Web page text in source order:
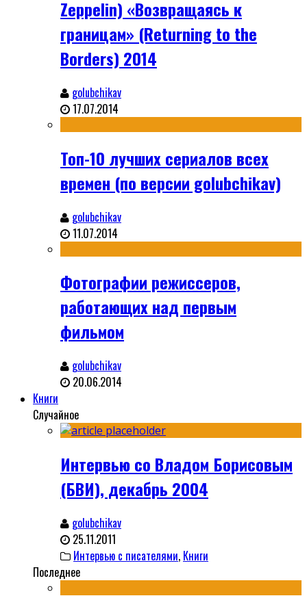
Zeppelin) «Возвращаясь к
границам» (Returning to the
Borders) 2014
golubchikav
17.07.2014
Топ-10 лучших сериалов всех
времен (по версии golubchikav)
golubchikav
11.07.2014
Фотографии режиссеров,
работающих над первым
фильмом
golubchikav
20.06.2014
Книги
Случайное
Интервью со Владом Борисовым
(БВИ), декабрь 2004
golubchikav
25.11.2011
Интервью с писателями, Книги
Последнее